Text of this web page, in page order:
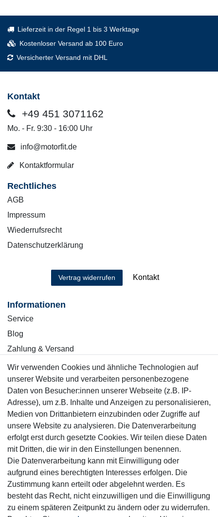
Lieferzeit in der Regel 1 bis 3 Werktage
Kostenloser Versand ab 100 Euro
Versicherter Versand mit DHL
Kontakt
+49 451 3071162
Mo. - Fr. 9:30 - 16:00 Uhr
info@motorfit.de
Kontaktformular
Rechtliches
AGB
Impressum
Wiederrufsrecht
Datenschutzerklärung
Vertrag widerrufen Kontakt
Informationen
Service
Blog
Zahlung & Versand
Sicher einkaufen
Mitglied
Motor-Fit
© Copyright 2026 | Alle Rechte vorbehalten.
Wir verwenden Cookies und ähnliche Technologien auf
unserer Website und verarbeiten personenbezogene
Daten von Besucher:innen unserer Webseite (z.B. IP-
Adresse), um z.B. Inhalte und Anzeigen zu personalisieren,
Medien von Drittanbietern einzubinden oder Zugriffe auf
unsere Website zu analysieren. Die Datenverarbeitung
erfolgt erst durch gesetzte Cookies. Wir teilen diese Daten
mit Dritten, die wir in den Einstellungen benennen.
Die Datenverarbeitung kann mit Einwilligung oder
aufgrund eines berechtigten Interesses erfolgen. Die
Zustimmung kann erteilt oder abgelehnt werden. Es
besteht das Recht, nicht einzuwilligen und die Einwilligung
zu einem späteren Zeitpunkt zu ändern oder zu widerrufen.